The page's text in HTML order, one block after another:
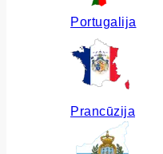
Portugalija
Prancūzija